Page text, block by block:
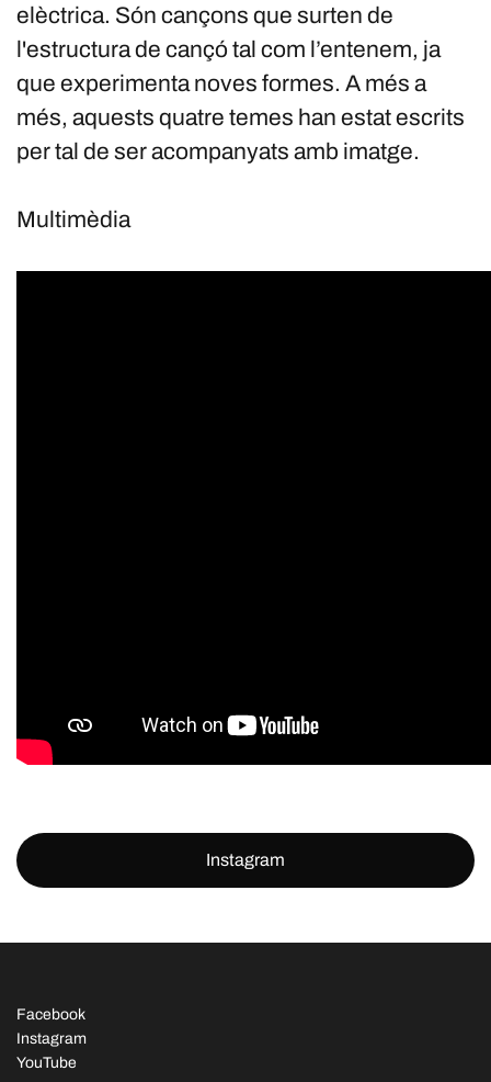
elèctrica. Són cançons que surten de
l'estructura de cançó tal com l’entenem, ja
que experimenta noves formes. A més a
més, aquests quatre temes han estat escrits
per tal de ser acompanyats amb imatge.
Multimèdia
Instagram
Facebook
Instagram
YouTube